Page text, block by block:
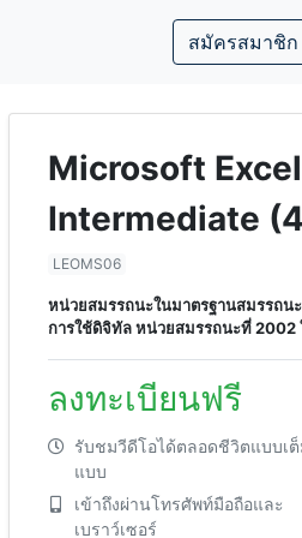
สมัครสมาชิก
Microsoft Excel
Intermediate (4
ชั่วโมง)
LEOMS06
หน่วยสมรรถนะในมาตรฐานสมรรถน
การใช้ดิจิทัล หน่วยสมรรถนะที่ 2002
ลงทะเบียนฟรี
รับชมวีดีโอได้ตลอดชีวิตแบบเ
แบบ
เข้าถึงผ่านโทรศัพท์มือถือและ
เบราว์เซอร์